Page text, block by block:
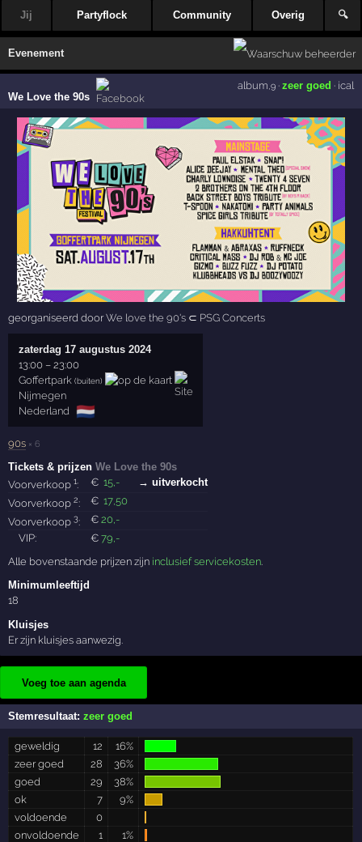
Jij Partyflock Community Overig 🔍
Evenement
We Love the 90s
album ,9· zeer goed · ical
georganiseerd doorWe love the 90's ⊂ PSG Concerts
zaterdag 17 augustus 2024
13:00 –23:00
Goffertpark (buiten)
Nijmegen
Nederland 🇳🇱
90s × 6
Tickets & prijzenWe Love the 90s
Voorverkoop1: € 15 ,-
→ uitverkocht
Voorverkoop2: € 17 ,50
Voorverkoop3: €20 ,-
VIP:
€79 ,-
Alle bovenstaande prijzen zijn inclusief servicekosten.
Minimumleeftijd
18
Kluisjes
Er zijn kluisjes aanwezig.
Voeg toe aan agenda
Stemresultaat:zeer goed
geweldig 12
16%
zeer goed
28
36%
goed
29
38%
ok
7
9%
voldoende
0
onvoldoende
1
1%